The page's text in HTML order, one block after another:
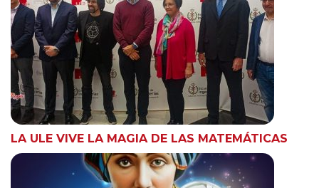
LA ULE VIVE LA MAGIA DE LAS MATEMÁTICAS